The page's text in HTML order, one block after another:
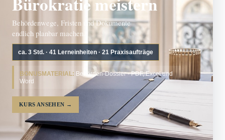
Behördenwege, Fristen und Dokumente
endlich planbar machen.
ca. 3 Std. · 41 Lerneinheiten · 21 Praxisaufträge
BONUSMATERIAL: Behörden-Dossier · PDF, Excel und
Word
KURS ANSEHEN →